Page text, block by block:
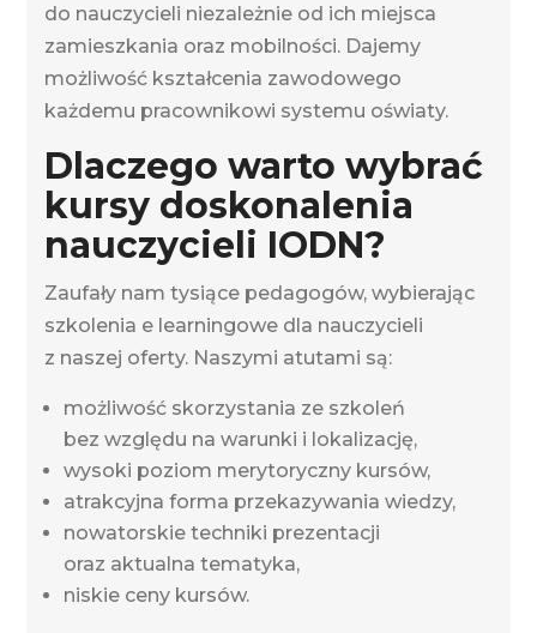
do nauczycieli niezależnie od ich miejsca
zamieszkania oraz mobilności. Dajemy
możliwość kształcenia zawodowego
każdemu pracownikowi systemu oświaty.
Dlaczego warto wybrać
kursy doskonalenia
nauczycieli IODN?
Zaufały nam tysiące pedagogów, wybierając
szkolenia e learningowe dla nauczycieli
z naszej oferty. Naszymi atutami są:
możliwość skorzystania ze szkoleń
bez względu na warunki i lokalizację,
wysoki poziom merytoryczny kursów,
atrakcyjna forma przekazywania wiedzy,
nowatorskie techniki prezentacji
oraz aktualna tematyka,
niskie ceny kursów.